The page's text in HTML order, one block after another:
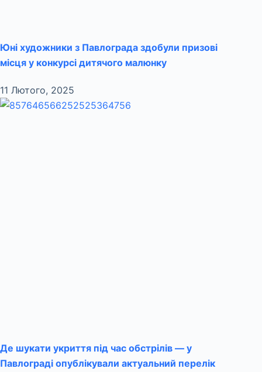
Юні художники з Павлограда здобули призові
місця у конкурсі дитячого малюнку
11 Лютого, 2025
Де шукати укриття під час обстрілів — у
Павлограді опублікували актуальний перелік